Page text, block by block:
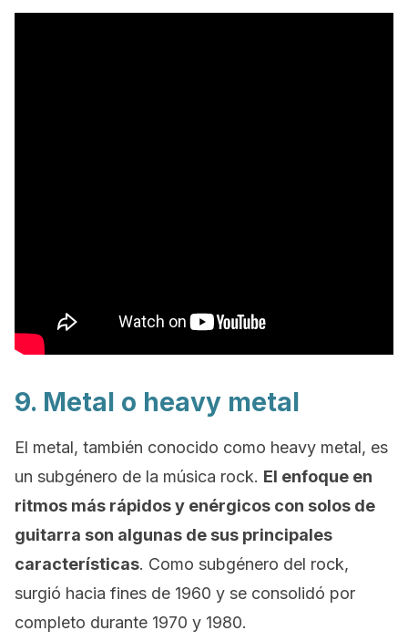
9. Metal o heavy metal
El metal, también conocido como heavy metal, es
un subgénero de la música rock. El enfoque en
ritmos más rápidos y enérgicos con solos de
guitarra son algunas de sus principales
características. Como subgénero del rock,
surgió hacia fines de 1960 y se consolidó por
completo durante 1970 y 1980.